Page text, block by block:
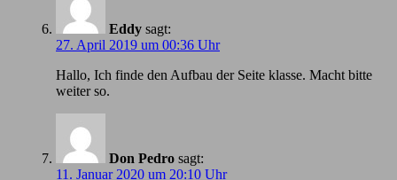
Eddy sagt:
27. April 2019 um 00:36 Uhr
Hallo, Ich finde den Aufbau der Seite klasse. Macht bitte
weiter so.
Don Pedro sagt:
11. Januar 2020 um 20:10 Uhr